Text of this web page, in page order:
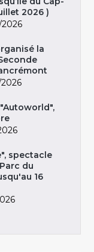
2026 )
la
spectacle
du
16